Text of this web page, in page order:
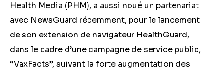
Health Media (PHM), a aussi noué un partenariat
avec NewsGuard récemment, pour le lancement
de son extension de navigateur HealthGuard,
dans le cadre d’une campagne de service public,
“VaxFacts”, suivant la forte augmentation des